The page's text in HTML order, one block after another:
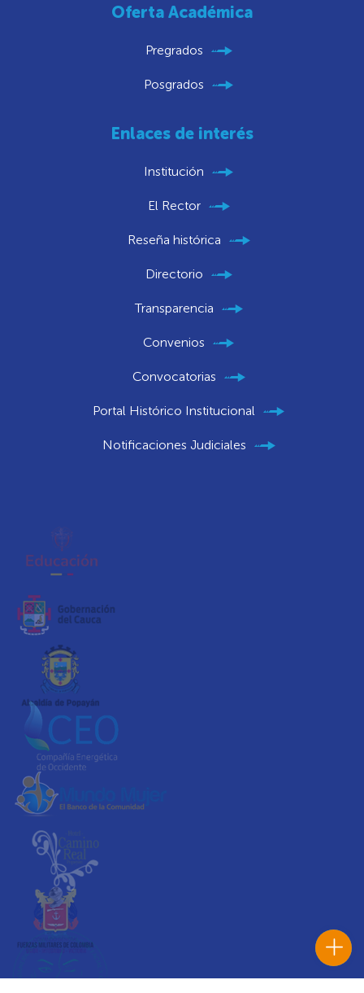
Oferta Académica
Pregrados
Posgrados
Enlaces de interés
Institución
El Rector
Reseña histórica
Directorio
Transparencia
Convenios
Convocatorias
Portal Histórico Institucional
Notificaciones Judiciales